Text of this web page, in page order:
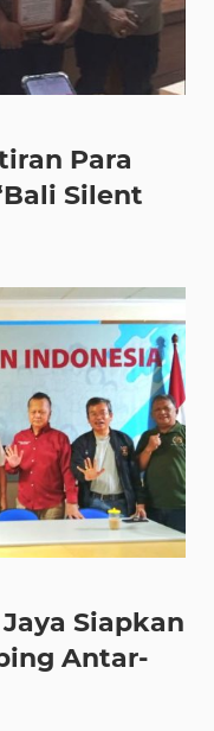
Para
Silent
Siapkan
Antar-